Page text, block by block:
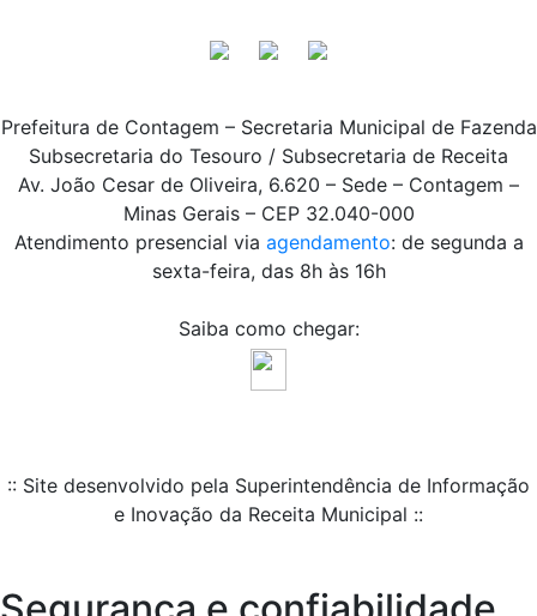
Prefeitura de Contagem – Secretaria Municipal de Fazenda
Subsecretaria do Tesouro / Subsecretaria de Receita
Av. João Cesar de Oliveira, 6.620 – Sede – Contagem –
Minas Gerais – CEP 32.040-000
Atendimento presencial via agendamento: de segunda a
sexta-feira, das 8h às 16h
Saiba como chegar:
:: Site desenvolvido pela Superintendência de Informação
e Inovação da Receita Municipal ::